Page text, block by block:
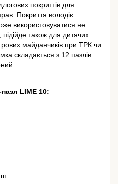
покриттів для
Покриття володіє
використовуватися не
також для дитячих
майданчиків при ТРК чи
складається з 12 пазлів
LIME 10: